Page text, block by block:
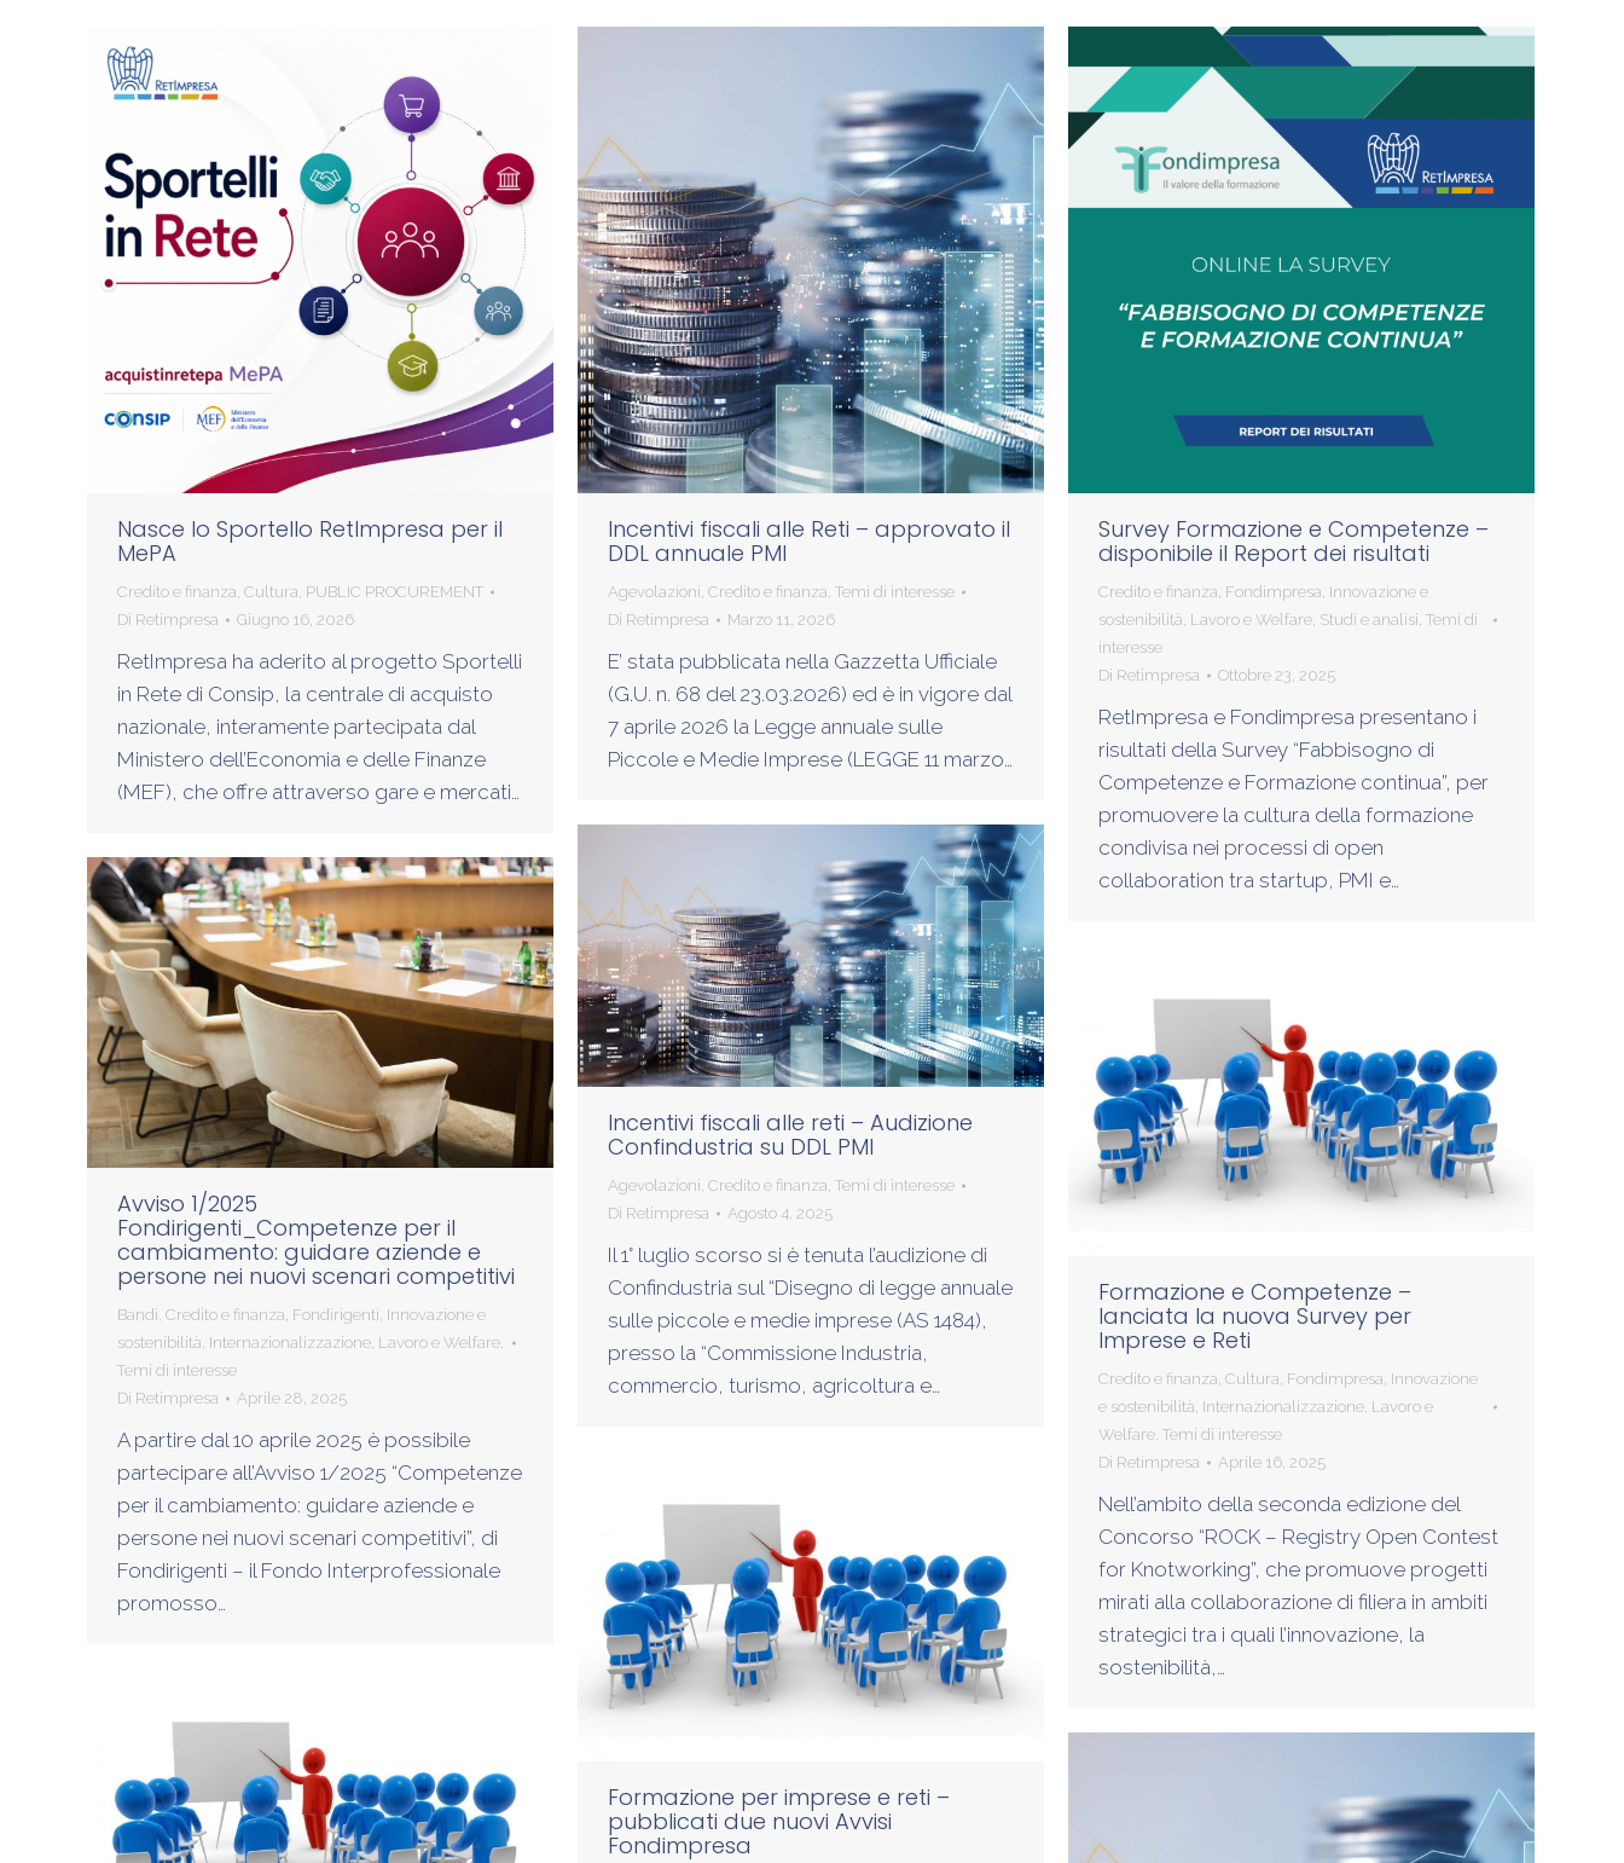
Nasce lo Sportello RetImpresa per il
MePA
Credito e finanza, Cultura, PUBLIC PROCUREMENT
Di Retimpresa Giugno 16, 2026
RetImpresa ha aderito al progetto Sportelli
in Rete di Consip, la centrale di acquisto
nazionale, interamente partecipata dal
Ministero dell’Economia e delle Finanze
(MEF), che offre attraverso gare e mercati…
Incentivi fiscali alle Reti – approvato il
DDL annuale PMI
Agevolazioni, Credito e finanza, Temi di interesse
Di Retimpresa Marzo 11, 2026
E’ stata pubblicata nella Gazzetta Ufficiale
(G.U. n. 68 del 23.03.2026) ed è in vigore dal
7 aprile 2026 la Legge annuale sulle
Piccole e Medie Imprese (LEGGE 11 marzo…
Survey Formazione e Competenze –
disponibile il Report dei risultati
Credito e finanza, Fondimpresa, Innovazione e
sostenibilità, Lavoro e Welfare, Studi e analisi, Temi di
interesse
Di Retimpresa Ottobre 23, 2025
RetImpresa e Fondimpresa presentano i
risultati della Survey “Fabbisogno di
Competenze e Formazione continua”, per
promuovere la cultura della formazione
condivisa nei processi di open
collaboration tra startup, PMI e…
Incentivi fiscali alle reti – Audizione
Confindustria su DDL PMI
Agevolazioni, Credito e finanza, Temi di interesse
Di Retimpresa Agosto 4, 2025
Il 1° luglio scorso si è tenuta l’audizione di
Confindustria sul “Disegno di legge annuale
sulle piccole e medie imprese (AS 1484),
presso la “Commissione Industria,
commercio, turismo, agricoltura e…
Avviso 1/2025
Fondirigenti_Competenze per il
cambiamento: guidare aziende e
persone nei nuovi scenari competitivi
Bandi, Credito e finanza, Fondirigenti, Innovazione e
sostenibilità, Internazionalizzazione, Lavoro e Welfare,
Temi di interesse
Di Retimpresa Aprile 28, 2025
A partire dal 10 aprile 2025 è possibile
partecipare all’Avviso 1/2025 “Competenze
per il cambiamento: guidare aziende e
persone nei nuovi scenari competitivi”, di
Fondirigenti – il Fondo Interprofessionale
promosso…
Formazione e Competenze –
lanciata la nuova Survey per
Imprese e Reti
Credito e finanza, Cultura, Fondimpresa, Innovazione
e sostenibilità, Internazionalizzazione, Lavoro e
Welfare, Temi di interesse
Di Retimpresa Aprile 16, 2025
Nell’ambito della seconda edizione del
Concorso “ROCK – Registry Open Contest
for Knotworking”, che promuove progetti
mirati alla collaborazione di filiera in ambiti
strategici tra i quali l’innovazione, la
sostenibilità,…
Formazione per imprese e reti –
pubblicati due nuovi Avvisi
Fondimpresa